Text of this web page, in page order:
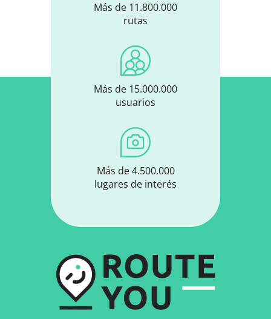
Más de 11.800.000
rutas
Más de 15.000.000
usuarios
Más de 4.500.000
lugares de interés